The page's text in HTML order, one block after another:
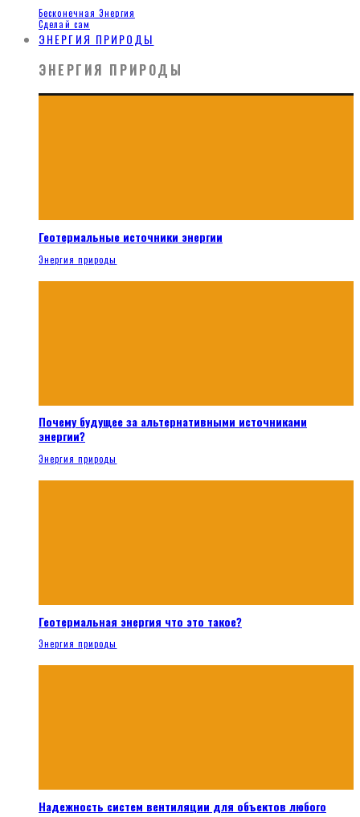
Бесконечная Энергия
Сделай сам
ЭНЕРГИЯ ПРИРОДЫ
ЭНЕРГИЯ ПРИРОДЫ
Геотермальные источники энергии
Энергия природы
Почему будущее за альтернативными источниками
энергии?
Энергия природы
Геотермальная энергия что это такое?
Энергия природы
Надежность систем вентиляции для объектов любого